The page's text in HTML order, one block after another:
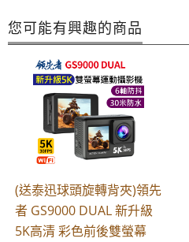
您可能有興趣的商品
(送泰迅球頭旋轉背夾)領先
者 GS9000 DUAL 新升級
5K高清 彩色前後雙螢幕